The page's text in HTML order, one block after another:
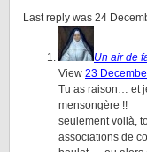
Last reply was 24
Un air de
View 23
Tu as raison… et
mensongère !!
seulement voilà,
associations de